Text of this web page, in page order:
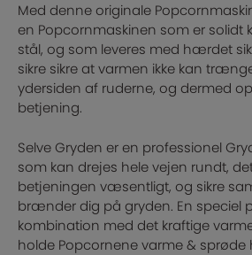
Med denne originale
en Popcornmaskinen som er solidt
stål, og som leveres med hærdet
sikre sikre at varmen ikke kan
ydersiden af ruderne, og dermed
betjening.
Selve Gryden er en professionel
som kan drejes hele vejen rundt,
betjeningen væsentligt, og sikre
brænder dig på gryden. En speciel
kombination med det kraftige
holde Popcornene varme & sprøde